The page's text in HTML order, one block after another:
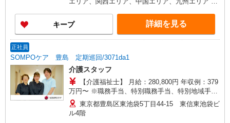
リアステップ年収モデル（参考値） 一般職（平均
勤続年数5年）390万円 事業所長（平均勤続年数10
年 2〜3年で所長になる人もいます！）500万円
ブロック長（平均勤続年数13年）650万円 エリア
属されます。 ※Ｕ・Ｉターン歓迎！会社都合によ
る異動等はございません！
キープ 詳細を見る
正社員
SOMPOケア 豊島 定期巡回/3071da1
介護スタッフ
【介護福祉士】 月給：280,800円 年収例：379
万円〜 ※職務手当、特別職務手当、特別地域手
当、（東京都）居住支援特別手当、日祝手当（月
平均2回分）、在宅手当（月平均20回分）等、毎月
平均的に支払われる手当を含みます。 ■深夜勤手
東京都豊島区東池袋5丁目44-15 東信東池袋ビ
ル4階